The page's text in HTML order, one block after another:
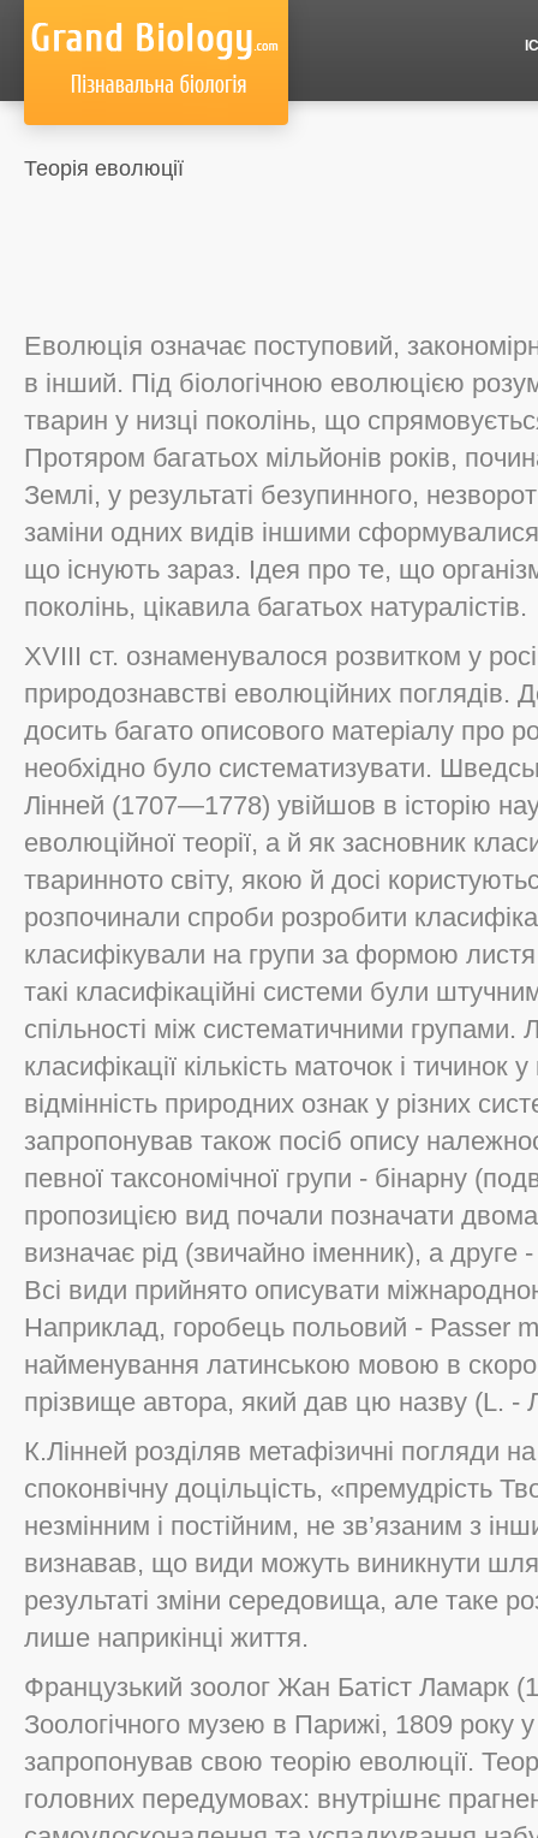
Теорія еволюції
Еволюцiя означає поступовий,
в iнший. Пiд бiологiчною еволюцiєю
тварин у низцi поколiнь, що
Протяром багатьох мiльйонiв рокiв,
Землi, у результатi безупинного,
замiни одних видiв iншими
що iснують зараз. Ідея про те, що
поколiнь, цiкавила багатьох натуралiстiв.
ХVIII ст. ознаменувалося розвитком у
природознавствi еволюцiйних поглядiв.
досить багато описового матерiалу про
необхiдно було систематизувати.
Лiнней (1707—1778) увiйшов в iсторiю
еволюцiйної теорiї, а й як засновник
тваринното свiту, якою й досi
розпочинали спроби розробити
класифiкували на групи за формою
такi класифiкацiйнi системи були
спiльностi мiж систематичними групами.
класифiкацiї кiлькiсть маточок i тичинок
вiдмiннiсть природних ознак у рiзних
запропонував також посiб опису
певної таксономiчної групи - бiнарну
пропозицiєю вид почали позначати
визначає рiд (звичайно iменник), а друге
Всi види прийнято описувати
Наприклад, горобець польовий - Раsser
найменування латинською мовою в
прiзвище автора, який дав цю назву (L. -
К.Лiнней роздiляв метафiзичнi погляди
споконвiчну доцiльцiсть, «премудрiсть
незмiнним i постiйним, не зв’язаним з
визнавав, що види можуть виникнути
результатi змiни середовища, але таке
лише наприкiнцi життя.
Французький зоолог Жан Батiст Ламарк
Зоологiчного музею в Парижi, 1809 року
запропонував свою теорiю еволюцiї.
головних передумовах: внутрiшнє